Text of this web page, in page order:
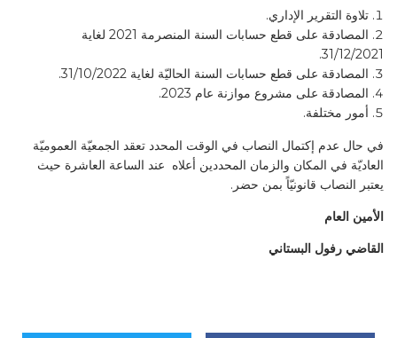
تلاوة التقرير الإداري.
المصادقة على قطع حسابات السنة المنصرمة 2021 لغاية
31/12/2021.
المصادقة على قطع حسابات السنة الحاليّة لغاية 31/10/2022.
المصادقة على مشروع موازنة عام 2023.
أمور مختلفة.
في حال عدم إكتمال النصاب في الوقت المحدد تعقد الجمعيّة العموميّة
العاديّة في المكان والزمان المحددين أعلاه عند الساعة العاشرة حيث
يعتبر النصاب قانونيّاً بمن حضر.
الأمين العام
القاضي رفول البستاني